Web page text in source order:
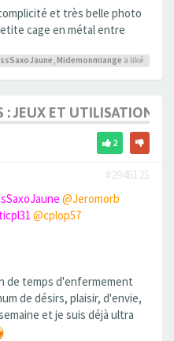
et très belle photo
cage en métal entre
, Midemonmiange a liké
: JEUX ET UTILISATION,
2
#2946125
@Jeromorb
@cplop57
de temps d'enfermement
de désirs, plaisir, d'envie,
et je suis déjà ultra